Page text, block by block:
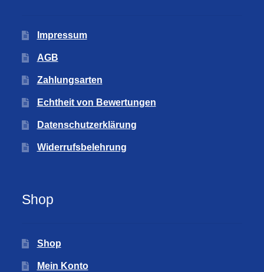
Impressum
AGB
Zahlungsarten
Echtheit von Bewertungen
Datenschutzerklärung
Widerrufsbelehrung
Shop
Shop
Mein Konto